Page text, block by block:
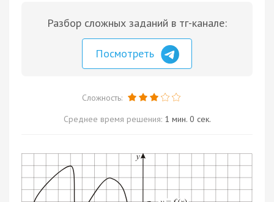
Разбор сложных заданий в тг-канале:
Посмотреть
Сложность:
Среднее время решения: 1 мин. 0 сек.